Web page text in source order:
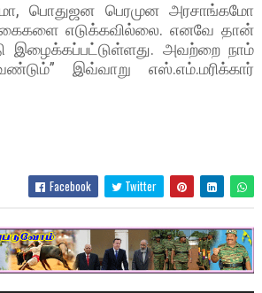
பொதுஜன பெரமுன அரசாங்கமோ
எடுக்கவில்லை. எனவே தான்
இழைக்கப்பட்டுள்ளது. அவற்றை நாம்
இவ்வாறு எஸ்.எம்.மரிக்கார்
Facebook Twitter